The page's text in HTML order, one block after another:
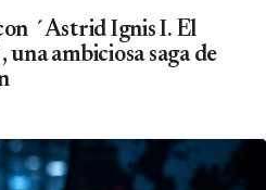
´Astrid Ignis I. El
ambiciosa saga de